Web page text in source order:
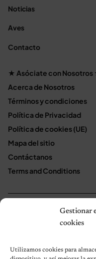
Gestionar
cookies
Utilizamos cookies para
Noticias
Aves
Contacto
★ Asóciate con Nosotros
Acerca de Nosotros
Términos y condiciones
Política de Privacidad
Política de cookies (UE)
Mapa del sitio
Contáctanos
Terms and Conditions
© 2026